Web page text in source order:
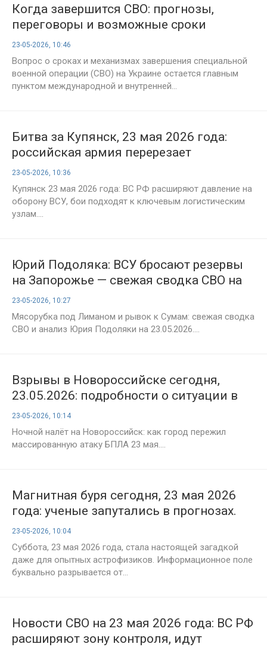
Когда завершится СВО: прогнозы,
переговоры и возможные сроки
окончания конфликта на Украине —
свежие новости на 23 мая 2026 года
23-05-2026, 10:46
Вопрос о сроках и механизмах завершения специальной
военной операции (СВО) на Украине остается главным
пунктом международной и внутренней...
Битва за Купянск, 23 мая 2026 года:
российская армия перерезает
ключевые артерии снабжения врага
23-05-2026, 10:36
Купянск 23 мая 2026 года: ВС РФ расширяют давление на
оборону ВСУ, бои подходят к ключевым логистическим
узлам....
Юрий Подоляка: ВСУ бросают резервы
на Запорожье — свежая сводка СВО на
утро 23 мая 2026 года, карта боёв и
ситуация на фронтах
23-05-2026, 10:27
Мясорубка под Лиманом и рывок к Сумам: свежая сводка
СВО и анализ Юрия Подоляки на 23.05.2026....
Взрывы в Новороссийске сегодня,
23.05.2026: подробности о ситуации в
городе после налёта БПЛА
23-05-2026, 10:14
Ночной налёт на Новороссийск: как город пережил
массированную атаку БПЛА 23 мая....
Магнитная буря сегодня, 23 мая 2026
года: ученые запутались в прогнозах.
Ждать ли удара в 7 баллов?
23-05-2026, 10:04
Суббота, 23 мая 2026 года, стала настоящей загадкой
даже для опытных астрофизиков. Информационное поле
буквально разрывается от...
Новости СВО на 23 мая 2026 года: ВС РФ
расширяют зону контроля, идут